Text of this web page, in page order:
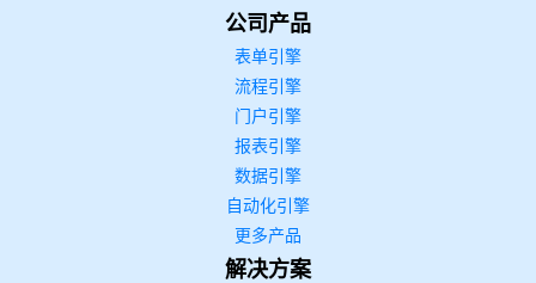
公司产品
表单引擎
流程引擎
门户引擎
报表引擎
数据引擎
自动化引擎
更多产品
解决方案